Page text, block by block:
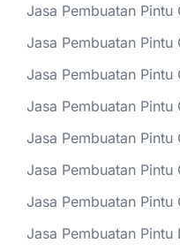
Jasa Pembuatan Pintu
Jasa Pembuatan Pintu
Jasa Pembuatan Pintu
Jasa Pembuatan Pintu
Jasa Pembuatan Pintu
Jasa Pembuatan Pintu
Jasa Pembuatan Pintu
Jasa Pembuatan Pintu